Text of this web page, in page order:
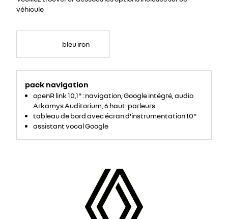
véhicule
bleu iron
pack navigation
openR link 10,1'' : navigation, Google intégré, audio
Arkamys Auditorium, 6 haut-parleurs
tableau de bord avec écran d’instrumentation 10''
assistant vocal Google